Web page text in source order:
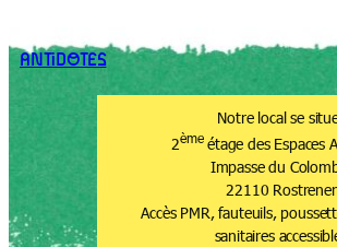
ANTiDOTES
Notre local se
2èmeétage des Espaces
Impasse du
22110
Accès PMR, fauteuils,
sanitaires